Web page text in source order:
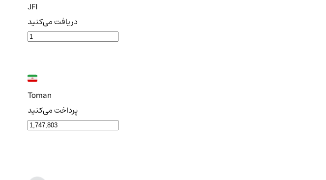
JFI
دریافت می‌کنید
Toman
پرداخت می‌کنید